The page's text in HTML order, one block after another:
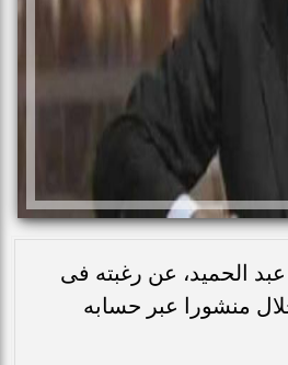
الحميد، عن رغبته فى
منشورا عبر حسابه